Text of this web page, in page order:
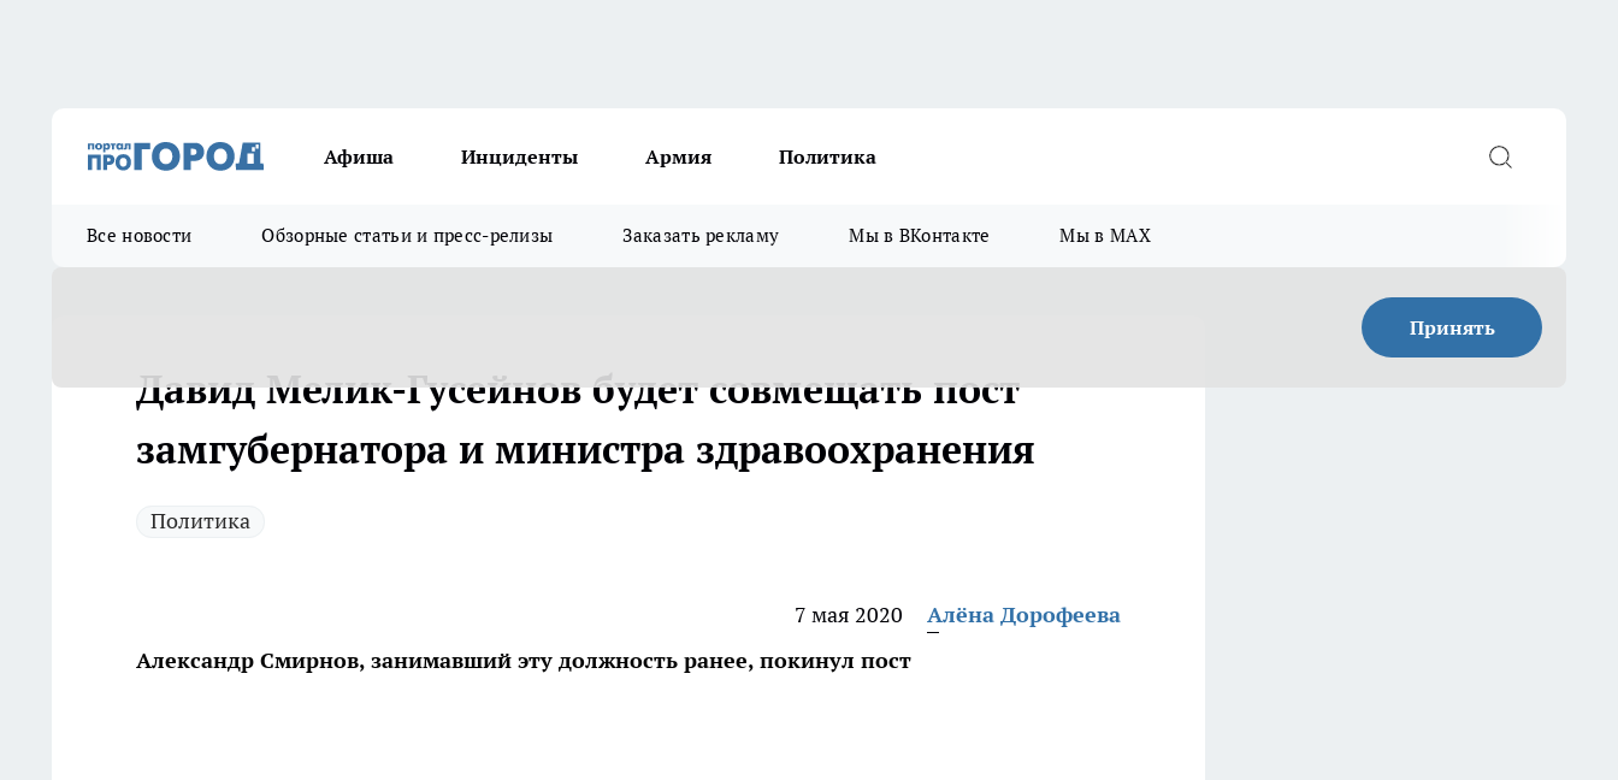
Афиша Инциденты Армия Политика
Все новости Обзорные статьи и пресс-релизы Заказать рекламу Мы в ВКонтакте Мы в MAX
Принять
Давид Мелик-Гусейнов будет совмещать пост
замгубернатора и министра здравоохранения
Политика
7 мая 2020
Алёна Дорофеева
Александр Смирнов, занимавший эту должность ранее, покинул пост